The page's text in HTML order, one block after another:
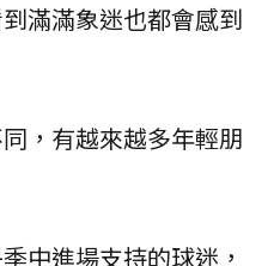
滿滿象迷也都會感到
，有越來越多年輕朋
中進場支持的球迷，